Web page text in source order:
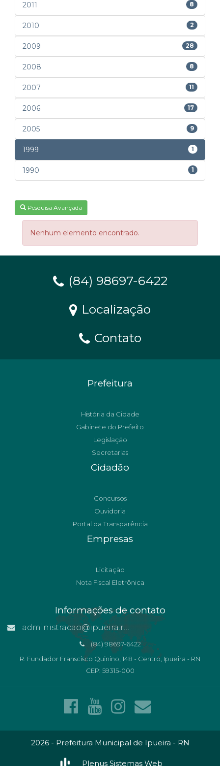
2011 8
2010 2
2009 28
2008 8
2007 11
2006 17
2005 9
1999 1
1990 1
Pesquisa Avançada
Nenhum elemento encontrado.
(84) 98697-6422
Localização
Contato
Prefeitura
História da Cidade
Gabinete do Prefeito
Legislação
Secretarias
Cidadão
Concursos
Ouvidoria
Portal da Transparência
Empresas
Licitação
Nota Fiscal Eletrônica
Informações de contato
administracao@ipueira.rn.gov.br
(84) 98697-6422
R. Fundador Franscisco Quinino, 148 - Centro, Ipueira - RN
CEP: 59315-000
2026 - Prefeitura Municipal de Ipueira - RN
Plenus Sistemas Web